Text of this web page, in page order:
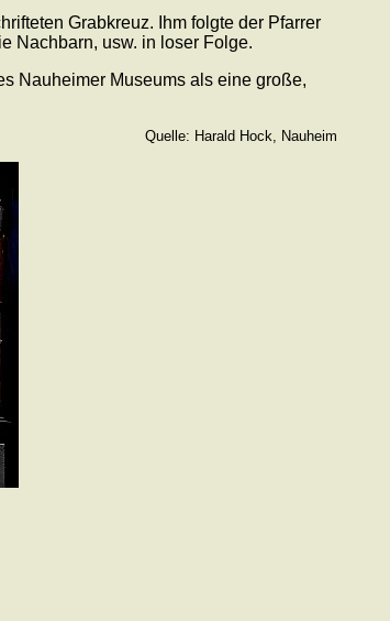
Grabkreuz. Ihm folgte der Pfarrer
Nachbarn, usw. in loser Folge.
Nauheimer Museums als eine große,
Quelle: Harald Hock, Nauheim